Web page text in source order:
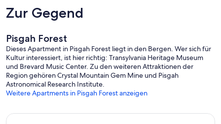
Zur Gegend
Pisgah Forest
Dieses Apartment in Pisgah Forest liegt in den Bergen. Wer sich für
Kultur interessiert, ist hier richtig: Transylvania Heritage Museum
und Brevard Music Center. Zu den weiteren Attraktionen der
Region gehören Crystal Mountain Gem Mine und Pisgah
Astronomical Research Institute.
Weitere Apartments in Pisgah Forest anzeigen